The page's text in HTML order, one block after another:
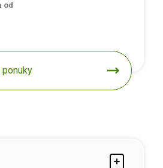
od